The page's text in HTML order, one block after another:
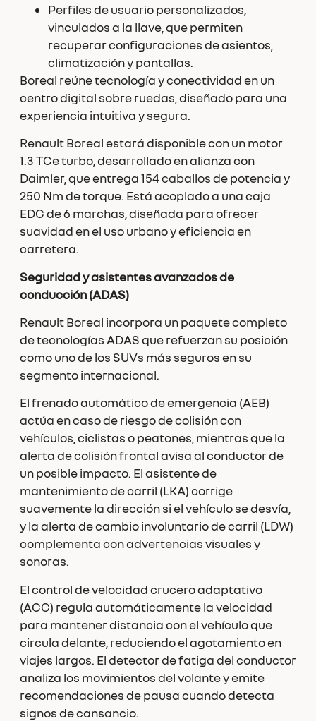
Perfiles de usuario personalizados,
vinculados a la llave, que permiten
recuperar configuraciones de asientos,
climatización y pantallas.
Boreal reúne tecnología y conectividad en un
centro digital sobre ruedas, diseñado para una
experiencia intuitiva y segura.
Renault Boreal estará disponible con un motor
1.3 TCe turbo, desarrollado en alianza con
Daimler, que entrega 154 caballos de potencia y
250 Nm de torque. Está acoplado a una caja
EDC de 6 marchas, diseñada para ofrecer
suavidad en el uso urbano y eficiencia en
carretera.
Seguridad y asistentes avanzados de
conducción (ADAS)
Renault Boreal incorpora un paquete completo
de tecnologías ADAS que refuerzan su posición
como uno de los SUVs más seguros en su
segmento internacional.
El frenado automático de emergencia (AEB)
actúa en caso de riesgo de colisión con
vehículos, ciclistas o peatones, mientras que la
alerta de colisión frontal avisa al conductor de
un posible impacto. El asistente de
mantenimiento de carril (LKA) corrige
suavemente la dirección si el vehículo se desvía,
y la alerta de cambio involuntario de carril (LDW)
complementa con advertencias visuales y
sonoras.
El control de velocidad crucero adaptativo
(ACC) regula automáticamente la velocidad
para mantener distancia con el vehículo que
circula delante, reduciendo el agotamiento en
viajes largos. El detector de fatiga del conductor
analiza los movimientos del volante y emite
recomendaciones de pausa cuando detecta
signos de cansancio.